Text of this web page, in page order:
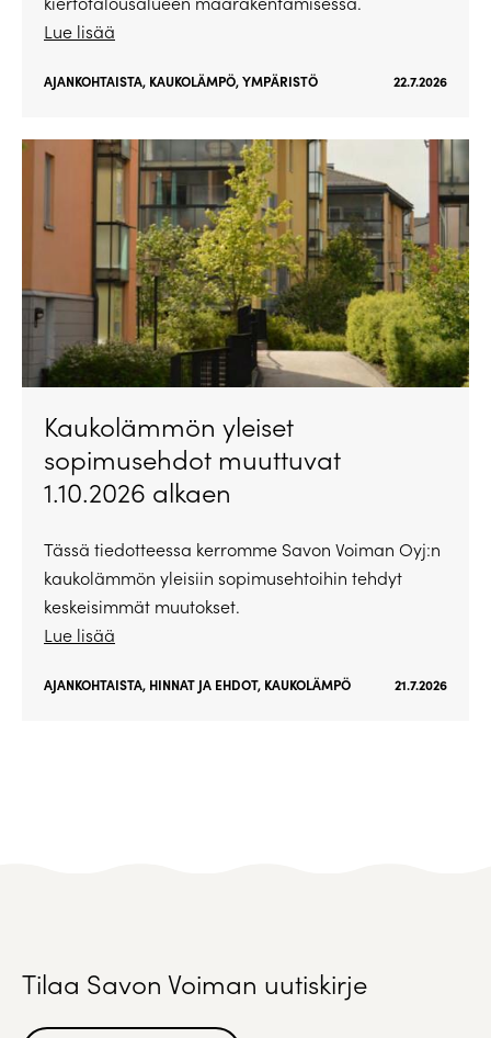
Lue lisää
AJANKOHTAISTA, KAUKOLÄMPÖ,YMPÄRISTÖ 22.7.2026
Kaukolämmön yleiset
sopimusehdot muuttuvat
1.10.2026 alkaen
Tässä tiedotteessa kerromme Savon Voiman Oyj:n
kaukolämmön yleisiin sopimusehtoihin tehdyt
keskeisimmät muutokset.
Lue lisää
AJANKOHTAISTA, HINNAT JA EHDOT, KAUKOLÄMPÖ 21.7.2026
Tilaa Savon Voiman uutiskirje